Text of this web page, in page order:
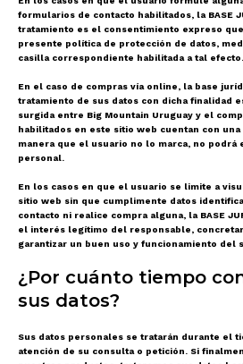
formularios de contacto habilitados, la BASE
tratamiento es el consentimiento expreso
presente política de protección de datos,
casilla correspondiente habilitada a tal efecto.
En el caso de compras vía online, la base
tratamiento de sus datos con dicha finalidad
surgida entre Big Mountain Uruguay y el
habilitados en este sitio web cuentan con
manera que el usuario no lo marca, no podrá
personal.
En los casos en que el usuario se limite a
sitio web sin que cumplimente datos
contacto ni realice compra alguna, la BASE
el interés legítimo del responsable,
garantizar un buen uso y funcionamiento del
¿Por cuánto tiempo
sus datos?
Sus datos personales se tratarán durante el
atención de su consulta o petición. Si